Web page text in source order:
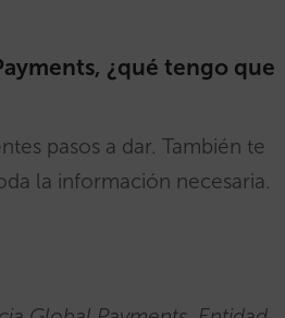
¿qué tengo que
pasos a dar. También te
la información necesaria.